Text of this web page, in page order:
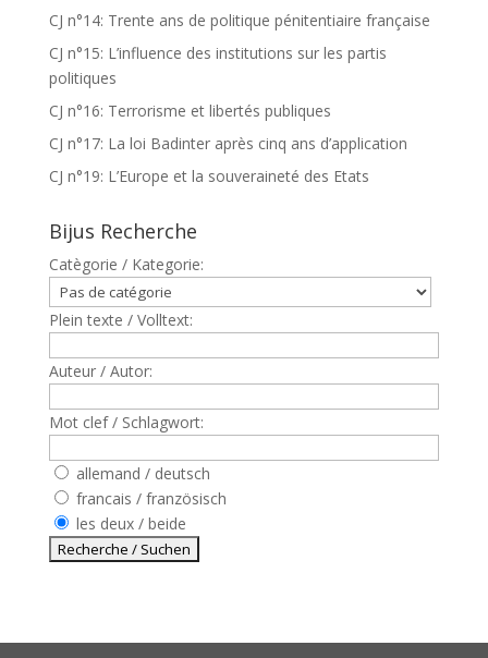
CJ n°14: Trente ans de politique pénitentiaire française
CJ n°15: L’influence des institutions sur les partis
politiques
CJ n°16: Terrorisme et libertés publiques
CJ n°17: La loi Badinter après cinq ans d’application
CJ n°19: L’Europe et la souveraineté des Etats
Bijus Recherche
Catègorie / Kategorie:
Plein texte / Volltext:
Auteur / Autor:
Mot clef / Schlagwort:
allemand / deutsch
francais / französisch
les deux / beide